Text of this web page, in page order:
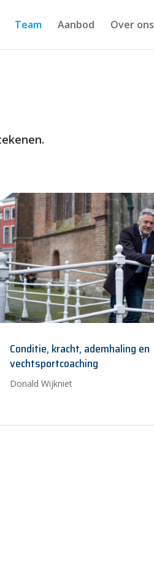
Team Aanbod Over ons
Conditie, kracht, ademhaling en
vechtsportcoaching
Donald Wijkniet